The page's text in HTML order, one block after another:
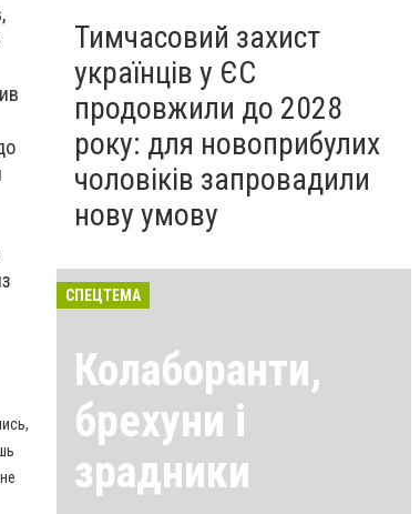
Тимчасовий захист
українців у ЄС
продовжили до 2028
року: для новоприбулих
чоловіків запровадили
нову умову
СПЕЦТЕМА
Колаборанти,
брехуни і
зрадники